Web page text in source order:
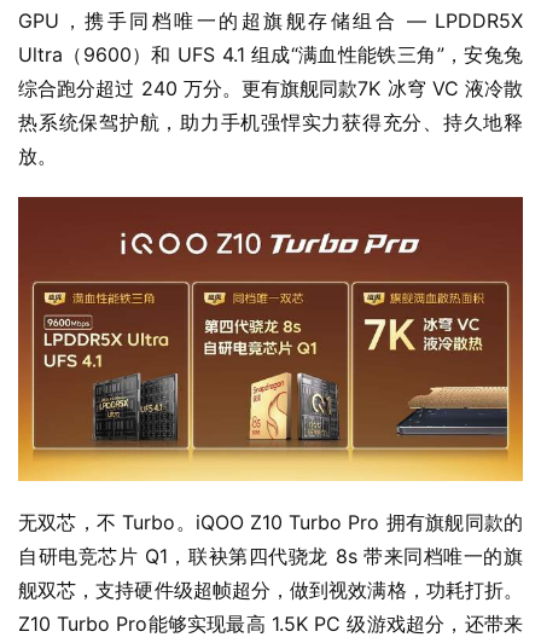
GPU，携手同档唯一的超旗舰存储组合 — LPDDR5X
Ultra（9600）和 UFS 4.1 组成“满血性能铁三角”，安兔兔
综合跑分超过 240 万分。更有旗舰同款7K 冰穹 VC 液冷散
热系统保驾护航，助力手机强悍实力获得充分、持久地释
放。
无双芯，不 Turbo。iQOO Z10 Turbo Pro 拥有旗舰同款的
自研电竞芯片 Q1，联袂第四代骁龙 8s 带来同档唯一的旗
舰双芯，支持硬件级超帧超分，做到视效满格，功耗打折。
Z10 Turbo Pro能够实现最高 1.5K PC 级游戏超分，还带来